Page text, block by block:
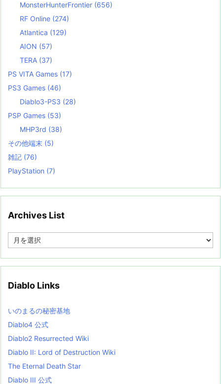
MonsterHunterFrontier (656)
RF Online (274)
Atlantica (129)
AION (57)
TERA (37)
PS VITA Games (17)
PS3 Games (46)
Diablo3-PS3 (28)
PSP Games (53)
MHP3rd (38)
その他端末 (5)
雑記 (76)
PlayStation (7)
Archives List
e
i
s
t
Diablo Links
いのまるの秘密基地
Diablo4 公式
Diablo2 Resurrected Wiki
Diablo II: Lord of Destruction Wiki
The Eternal Death Star
Diablo III 公式